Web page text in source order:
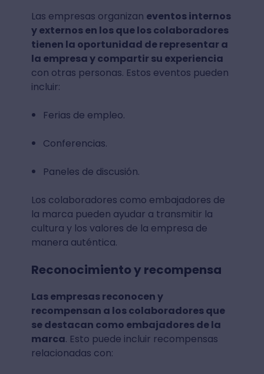
Las empresas organizan eventos internos
y externos en los que los colaboradores
tienen la oportunidad de representar a
la empresa y compartir su experiencia
con otras personas. Estos eventos pueden
incluir:
Ferias de empleo.
Conferencias.
Paneles de discusión.
Los colaboradores como embajadores de
la marca pueden ayudar a transmitir la
cultura y los valores de la empresa de
manera auténtica.
Reconocimiento y recompensa
Las empresas reconocen y
recompensan a los colaboradores que
se destacan como embajadores de la
marca. Esto puede incluir recompensas
relacionadas con: